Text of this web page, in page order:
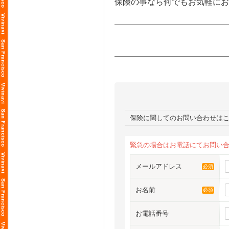
保険の事なら何でもお気軽に
保険に関してのお問い合わせは
緊急の場合はお電話にてお問い
メールアドレス 必須
お名前 必須
お電話番号